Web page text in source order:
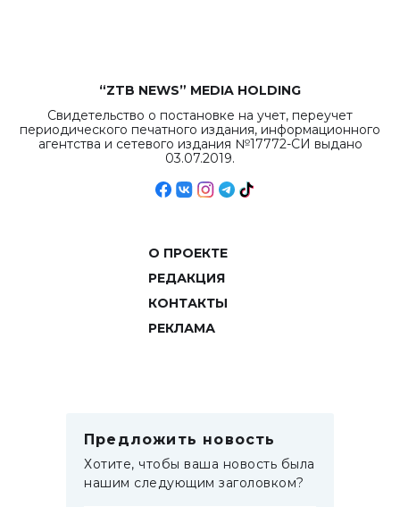
“ZTB NEWS” MEDIA HOLDING
Свидетельство о постановке на учет, переучет
периодического печатного издания, информационного
агентства и сетевого издания №17772-СИ выдано
03.07.2019.
О ПРОЕКТЕ
РЕДАКЦИЯ
КОНТАКТЫ
РЕКЛАМА
Предложить новость
Хотите, чтобы ваша новость была
нашим следующим заголовком?